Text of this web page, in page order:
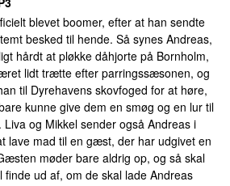
blevet boomer, efter at han sendte
besked til hende. Så synes Andreas,
hårdt at pløkke dåhjorte på Bornholm,
lidt trætte efter parringssæsonen, og
til Dyrehavens skovfoged for at høre,
kunne give dem en smøg og en lur til
Liva og Mikkel sender også Andreas i
lave mad til en gæst, der har udgivet en
møder bare aldrig op, og så skal
finde ud af, om de skal lade Andreas